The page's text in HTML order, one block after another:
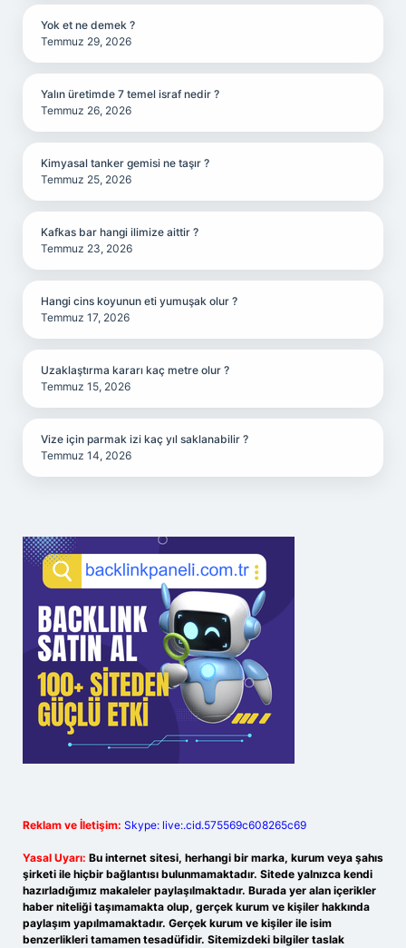
Yok et ne demek ?
Temmuz 29, 2026
Yalın üretimde 7 temel israf nedir ?
Temmuz 26, 2026
Kimyasal tanker gemisi ne taşır ?
Temmuz 25, 2026
Kafkas bar hangi ilimize aittir ?
Temmuz 23, 2026
Hangi cins koyunun eti yumuşak olur ?
Temmuz 17, 2026
Uzaklaştırma kararı kaç metre olur ?
Temmuz 15, 2026
Vize için parmak izi kaç yıl saklanabilir ?
Temmuz 14, 2026
Reklam ve İletişim: Skype: live:.cid.575569c608265c69
Yasal Uyarı: Bu internet sitesi, herhangi bir marka, kurum veya şahıs
şirketi ile hiçbir bağlantısı bulunmamaktadır. Sitede yalnızca kendi
hazırladığımız makaleler paylaşılmaktadır. Burada yer alan içerikler
haber niteliği taşımamakta olup, gerçek kurum ve kişiler hakkında
paylaşım yapılmamaktadır. Gerçek kurum ve kişiler ile isim
benzerlikleri tamamen tesadüfidir. Sitemizdeki bilgiler taslak